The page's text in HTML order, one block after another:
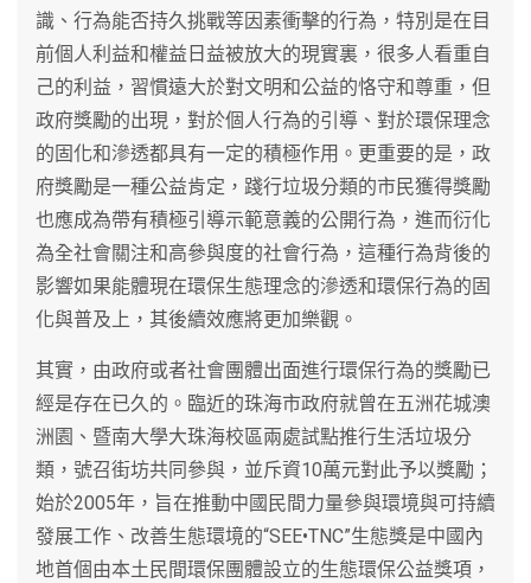
識、行為能否持久挑戰等因素衝擊的行為，特別是在目
前個人利益和權益日益被放大的現實裏，很多人看重自
己的利益，習慣遠大於對文明和公益的恪守和尊重，但
政府獎勵的出現，對於個人行為的引導、對於環保理念
的固化和滲透都具有一定的積極作用。更重要的是，政
府獎勵是一種公益肯定，踐行垃圾分類的市民獲得獎勵
也應成為帶有積極引導示範意義的公開行為，進而衍化
為全社會關注和高參與度的社會行為，這種行為背後的
影響如果能體現在環保生態理念的滲透和環保行為的固
化與普及上，其後續效應將更加樂觀。
其實，由政府或者社會團體出面進行環保行為的獎勵已
經是存在已久的。臨近的珠海市政府就曾在五洲花城澳
洲園、暨南大學大珠海校區兩處試點推行生活垃圾分
類，號召街坊共同參與，並斥資10萬元對此予以獎勵；
始於2005年，旨在推動中國民間力量參與環境與可持續
發展工作、改善生態環境的“SEE•TNC”生態獎是中國內
地首個由本土民間環保團體設立的生態環保公益獎項，